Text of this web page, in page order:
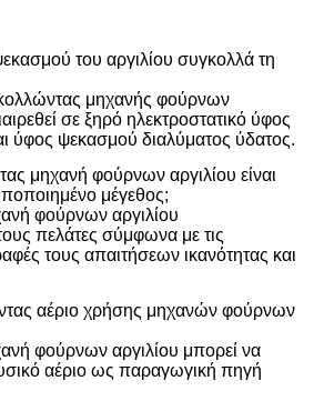
του αργιλίου συγκολλά τη
μηχανής φούρνων
σε ξηρό ηλεκτροστατικό ύφος
ύφος ψεκασμού διαλύματος ύδατος.
μηχανή φούρνων αργιλίου είναι
μέγεθος;
φούρνων αργιλίου
πελάτες σύμφωνα με τις
τους απαιτήσεων ικανότητας και
αέριο χρήσης μηχανών φούρνων
φούρνων αργιλίου μπορεί να
αέριο ως παραγωγική πηγή